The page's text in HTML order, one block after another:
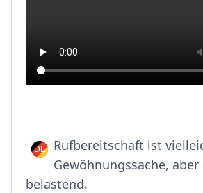
Rufbereitschaft ist
Gewöhnungssache, aber
belastend.